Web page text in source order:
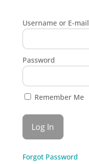
Username or E-mail
Password
Remember Me
Forgot Password